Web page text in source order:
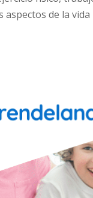
de la vida